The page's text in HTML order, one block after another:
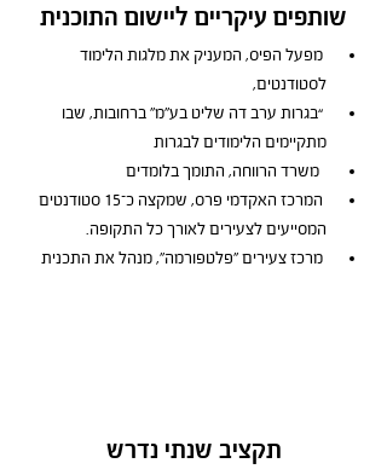
שותפים עיקריים ליישום התוכנית
מפעל הפיס, המעניק את מלגות הלימוד
לסטודנטים,
“בגרות ערב דה שליט בע"מ" ברחובות, שבו
מתקיימים הלימודים לבגרות
משרד הרווחה, התומך בלומדים
המרכז האקדמי פרס, שמקצה כ־15 סטודנטים
המסייעים לצעירים לאורך כל התקופה.
מרכז צעירים "פלטפורמה", מנהל את התכנית
תקציב שנתי נדרש